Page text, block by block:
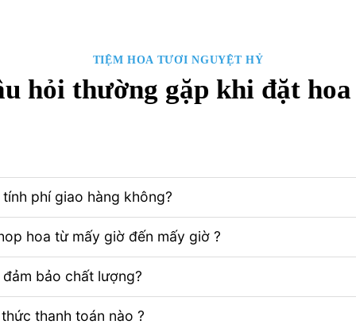
TIỆM HOA TƯƠI NGUYỆT HỶ
hỏi thường gặp khi đặt
phí giao hàng không?
hoa từ mấy giờ đến mấy giờ ?
bảo chất lượng?
thanh toán nào ?